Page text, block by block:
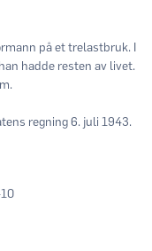
på et trelastbruk. I
hadde resten av livet.
regning 6. juli 1943.